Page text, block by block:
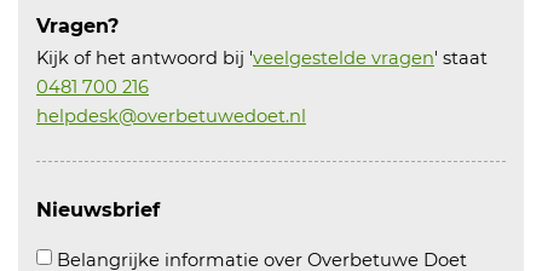
Vragen?
Kijk of het antwoord bij 'veelgestelde vragen' staat
0481 700 216
helpdesk@overbetuwedoet.nl
Nieuwsbrief
Belangrijke informatie over Overbetuwe Doet